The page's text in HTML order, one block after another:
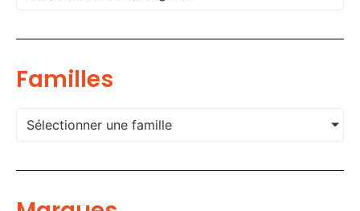
Familles
Sélectionner une famille